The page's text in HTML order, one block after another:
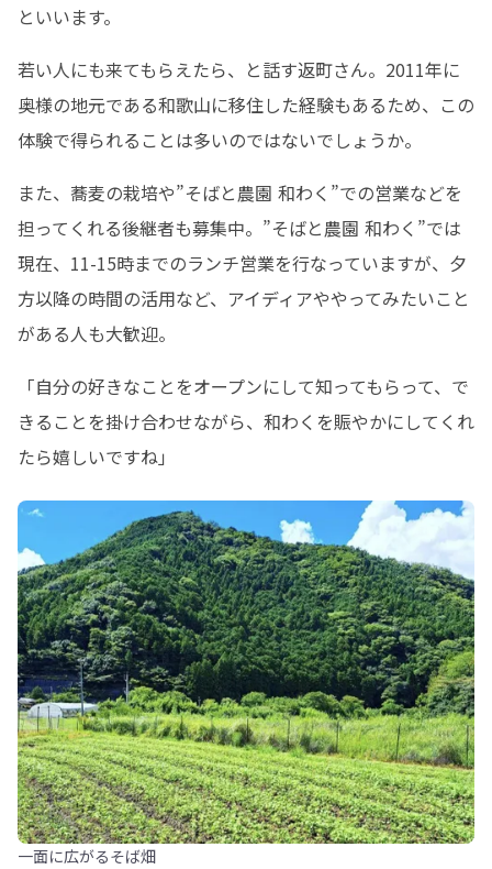
といいます。
若い人にも来てもらえたら、と話す返町さん。2011年に
奥様の地元である和歌山に移住した経験もあるため、この
体験で得られることは多いのではないでしょうか。
また、蕎麦の栽培や”そばと農園 和わく”での営業などを
担ってくれる後継者も募集中。”そばと農園 和わく”では
現在、11-15時までのランチ営業を行なっていますが、夕
方以降の時間の活用など、アイディアややってみたいこと
がある人も大歓迎。
「自分の好きなことをオープンにして知ってもらって、で
きることを掛け合わせながら、和わくを賑やかにしてくれ
たら嬉しいですね」
一面に広がるそば畑